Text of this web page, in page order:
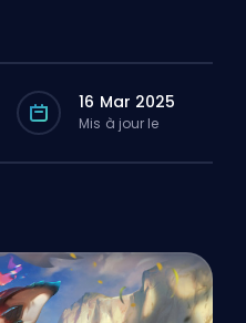
16 Mar 2025
Mis à jour le